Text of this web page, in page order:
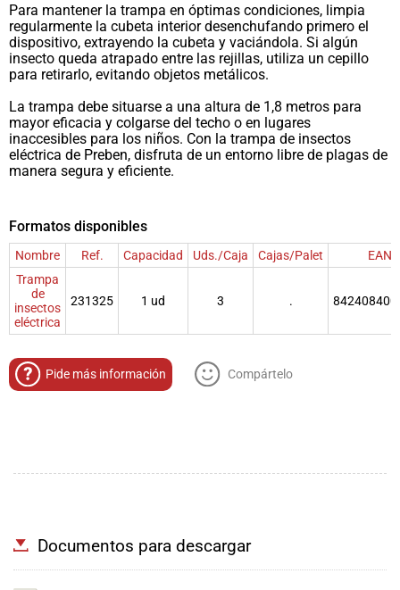
Para mantener la trampa en óptimas condiciones, limpia
regularmente la cubeta interior desenchufando primero el
dispositivo, extrayendo la cubeta y vaciándola. Si algún
insecto queda atrapado entre las rejillas, utiliza un cepillo
para retirarlo, evitando objetos metálicos.
La trampa debe situarse a una altura de 1,8 metros para
mayor eficacia y colgarse del techo o en lugares
inaccesibles para los niños. Con la trampa de insectos
eléctrica de Preben, disfruta de un entorno libre de plagas de
manera segura y eficiente.
Formatos disponibles
Nombre Ref. Capacidad Uds./Caja Cajas/Palet
EAN
Trampa
de
insectos
eléctrica
231325 1 ud 3 .
Pide más información Compártelo
Documentos para descargar